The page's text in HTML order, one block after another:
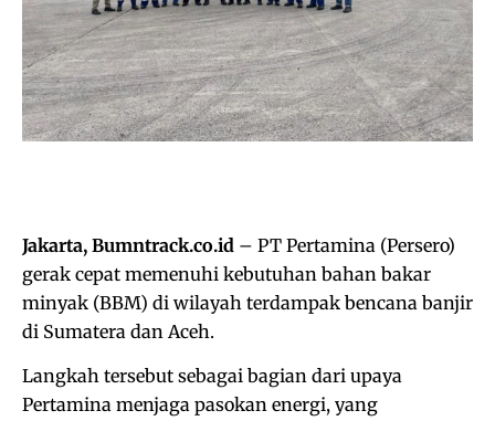
Jakarta, Bumntrack.co.id – PT Pertamina (Persero)
gerak cepat memenuhi kebutuhan bahan bakar
minyak (BBM) di wilayah terdampak bencana banjir
di Sumatera dan Aceh.
Langkah tersebut sebagai bagian dari upaya
Pertamina menjaga pasokan energi, yang